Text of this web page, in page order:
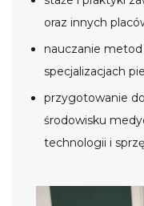
oraz innych
nauczanie
specjalizacjach
przygotowanie
środowisku
technologii i